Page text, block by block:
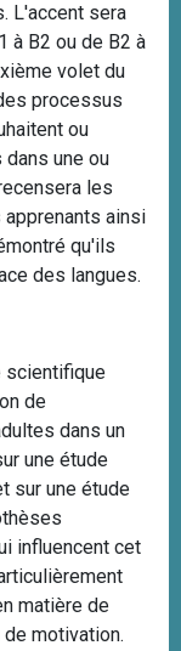
L'accent sera
à B2 ou de B2 à
volet du
processus
ou
une ou
les
ainsi
qu'ils
des langues.
scientifique
de
dans un
une étude
sur une étude
influencent cet
matière de
motivation.